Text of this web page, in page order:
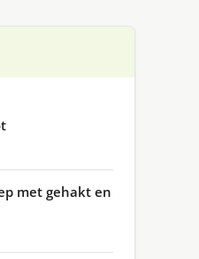
met gehakt en